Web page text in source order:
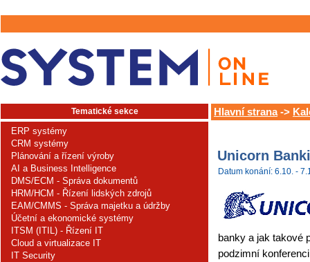
Tematické sekce
ERP systémy
CRM systémy
Plánování a řízení výroby
AI a Business Intelligence
DMS/ECM - Správa dokumentů
HRM/HCM - Řízení lidských zdrojů
EAM/CMMS - Správa majetku a údržby
Účetní a ekonomické systémy
ITSM (ITIL) - Řízení IT
Cloud a virtualizace IT
IT Security
Hlavní strana->
Unicorn
Datum konání: 6.10. -
banky a jak takové
podzimní